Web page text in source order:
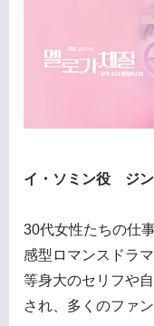
イ・ソミン役 ジ
30代女性たちの仕
感型ロマンスドラマ
等身大のセリフや
され、多くのファ